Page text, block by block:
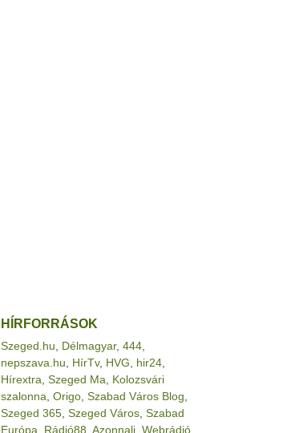
HÍRFORRÁSOK
Szeged.hu Délmagyar, 444
nepszava.hu
HírTv, HVG hir24
Hírextra Szeged Ma
Kolozsvári
szalonna Origo Szabad Város Blog
Szeged 365 Szeged Város Szabad
Európa
Rádió88 Azonnali Webrádió